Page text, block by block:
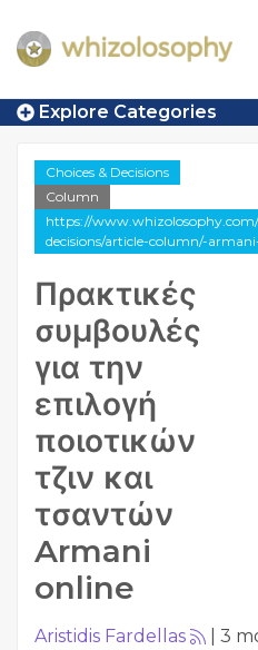
Explore Categories
Choices & Decisions
Column
https://www.whizolosophy.com/
decisions/article-column/-
Πρακτικές
συμβουλές
για την
επιλογή
ποιοτικών
τζιν και
τσαντών
Armani
online
Aristidis Fardellas 3